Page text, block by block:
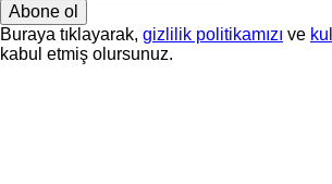
Abone ol
Buraya tıklayarak, gizlilik politikamızı ve
kabul etmiş olursunuz.